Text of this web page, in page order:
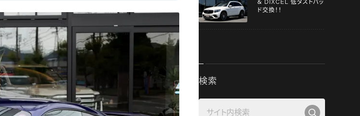
＆ DIXCEL 低ダストパッ
ド交換！！
検索